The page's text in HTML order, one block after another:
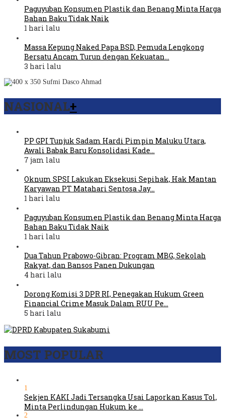
Paguyuban Konsumen Plastik dan Benang Minta Harga
Bahan Baku Tidak Naik
1 hari lalu
Massa Kepung Naked Papa BSD, Pemuda Lengkong
Bersatu Ancam Turun dengan Kekuatan…
3 hari lalu
NASIONAL+
PP GPI Tunjuk Sadam Hardi Pimpin Maluku Utara,
Awali Babak Baru Konsolidasi Kade…
7 jam lalu
Oknum SPSI Lakukan Eksekusi Sepihak, Hak Mantan
Karyawan PT Matahari Sentosa Jay…
1 hari lalu
Paguyuban Konsumen Plastik dan Benang Minta Harga
Bahan Baku Tidak Naik
1 hari lalu
Dua Tahun Prabowo-Gibran: Program MBG, Sekolah
Rakyat, dan Bansos Panen Dukungan
4 hari lalu
Dorong Komisi 3 DPR RI, Penegakan Hukum Green
Financial Crime Masuk Dalam RUU Pe…
5 hari lalu
MOST POPULAR
1
Sekjen KAKI Jadi Tersangka Usai Laporkan Kasus Tol,
Minta Perlindungan Hukum ke …
2